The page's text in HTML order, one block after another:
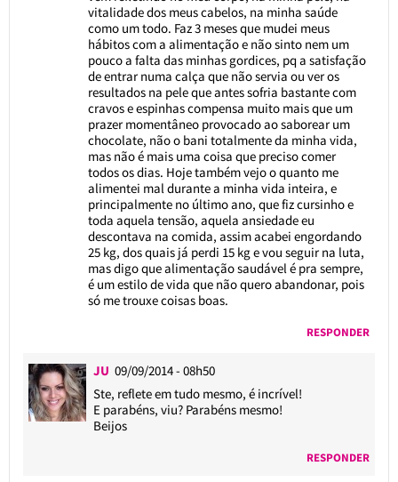
vitalidade dos meus cabelos, na minha saúde
como um todo. Faz 3 meses que mudei meus
hábitos com a alimentação e não sinto nem um
pouco a falta das minhas gordices, pq a satisfação
de entrar numa calça que não servia ou ver os
resultados na pele que antes sofria bastante com
cravos e espinhas compensa muito mais que um
prazer momentâneo provocado ao saborear um
chocolate, não o bani totalmente da minha vida,
mas não é mais uma coisa que preciso comer
todos os dias. Hoje também vejo o quanto me
alimentei mal durante a minha vida inteira, e
principalmente no último ano, que fiz cursinho e
toda aquela tensão, aquela ansiedade eu
descontava na comida, assim acabei engordando
25 kg, dos quais já perdi 15 kg e vou seguir na luta,
mas digo que alimentação saudável é pra sempre,
é um estilo de vida que não quero abandonar, pois
só me trouxe coisas boas.
RESPONDER
JU 09/09/2014 - 08h50
Ste, reflete em tudo mesmo, é incrível!
E parabéns, viu? Parabéns mesmo!
Beijos
RESPONDER